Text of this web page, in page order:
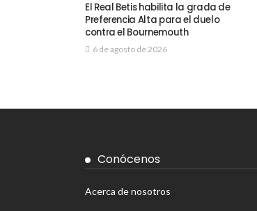
El Real Betis habilita la grada de
Preferencia Alta para el duelo
contra el Bournemouth
6 de agosto de 2026
Conócenos
Acerca de nosotros